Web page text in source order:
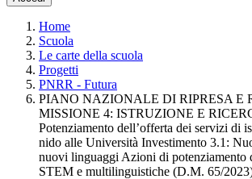
Home
Scuola
Le carte della scuola
Progetti
PNRR - Futura
PIANO NAZIONALE DI RIPRESA E
MISSIONE 4: ISTRUZIONE E
Potenziamento dell’offerta dei servizi di
nido alle Università Investimento 3.1:
nuovi linguaggi Azioni di potenziamento
STEM e multilinguistiche (D.M. 65/